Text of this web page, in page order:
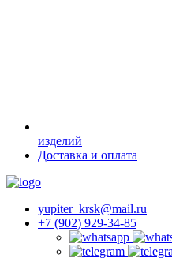
изделий
Доставка и оплата
yupiter_krsk@mail.ru
+7 (902) 929-34-85